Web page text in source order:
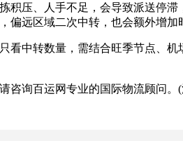
、人手不足，会导致派送停滞
远区域二次中转，也会额外增加
转数量，需结合旺季节点、机
询百运网专业的国际物流顾问。